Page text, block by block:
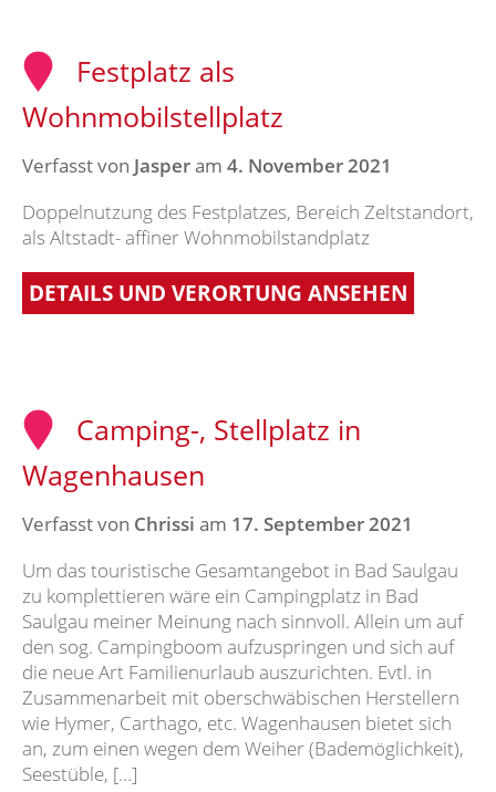
Festplatz als
Wohnmobilstellplatz
Verfasst von Jasperam 4. November 2021
Doppelnutzung des Festplatzes, Bereich Zeltstandort,
als Altstadt- affiner Wohnmobilstandplatz
DETAILS UND VERORTUNG ANSEHEN
Camping-, Stellplatz in
Wagenhausen
Verfasst von Chrissi am 17. September 2021
Um das touristische Gesamtangebot in Bad Saulgau
zu komplettieren wäre ein Campingplatz in Bad
Saulgau meiner Meinung nach sinnvoll. Allein um auf
den sog. Campingboom aufzuspringen und sich auf
die neue Art Familienurlaub auszurichten. Evtl. in
Zusammenarbeit mit oberschwäbischen Herstellern
wie Hymer, Carthago, etc. Wagenhausen bietet sich
an, zum einen wegen dem Weiher (Bademöglichkeit),
Seestüble, […]